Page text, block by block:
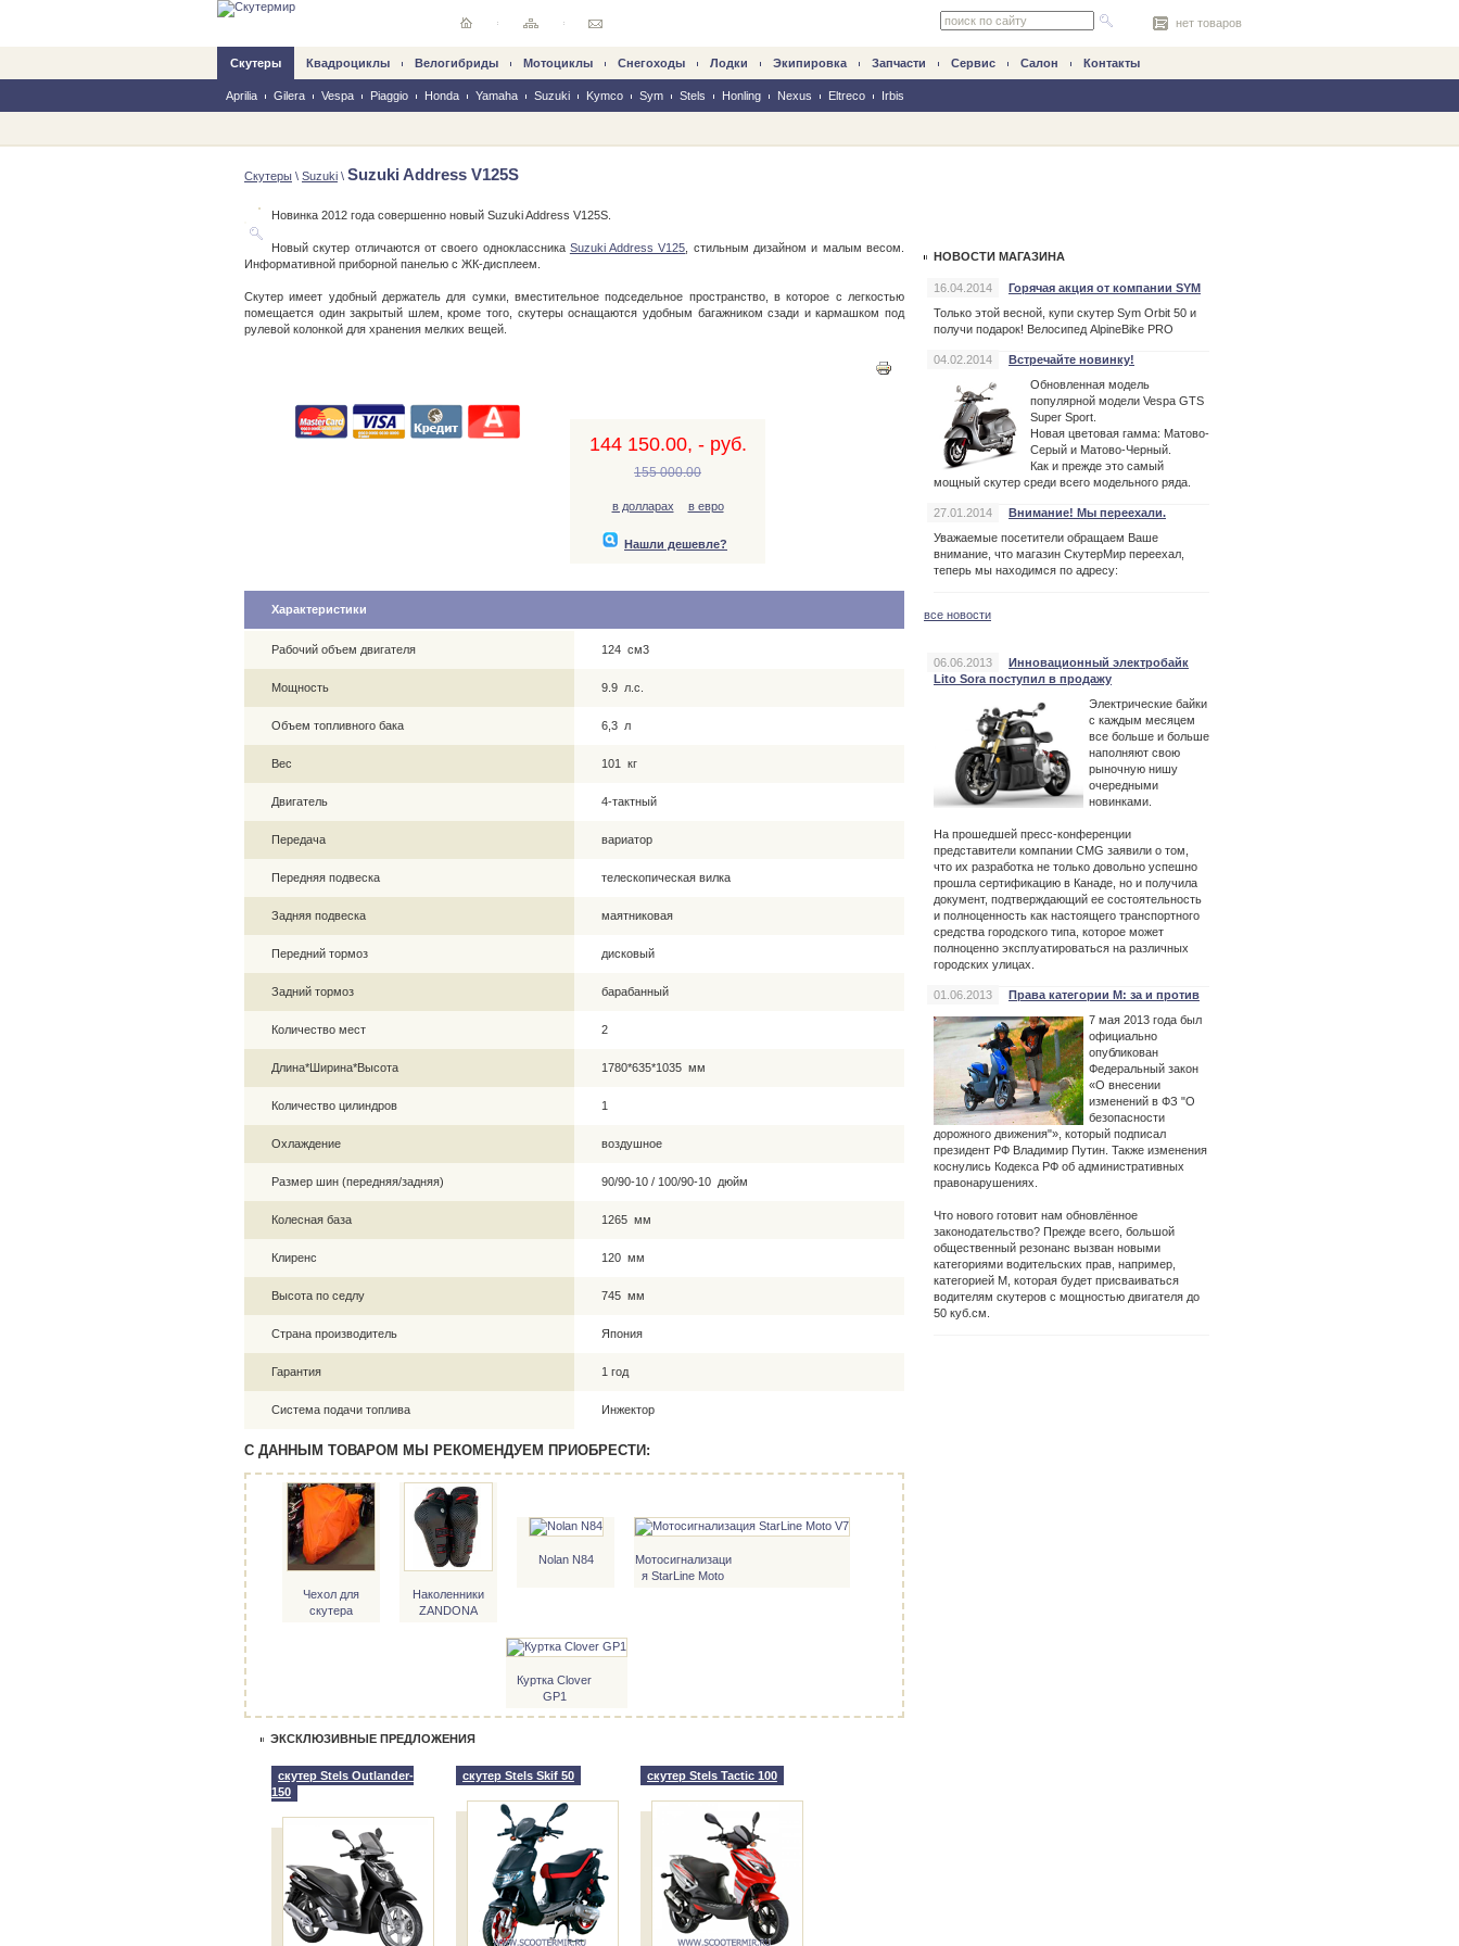
нет товаров
Скутеры
Aprilia Gilera Vespa Piaggio Honda Yamaha Suzuki Kymco Sym Stels Honling Nexus Eltreco Irbis
Квадроциклы Велогибриды Mотоциклы Снегоходы Лодки Экипировка Запчасти Сервис Салон Контакты
Скутеры \ Suzuki \ Suzuki Address V125S
НОВОСТИ МАГАЗИНА
16.04.2014
Горячая акция от компании SYM
Только этой весной, купи скутер Sym Orbit 50 и
получи подарок! Велосипед AlpineBike PRO
04.02.2014
Встречайте новинку!
Обновленная модель
популярной модели Vespa GTS
Super Sport.
Новая цветовая гамма: Матово-
Серый и Матово-Черный.
Как и прежде это самый
мощный скутер среди всего модельного ряда.
27.01.2014
Внимание! Мы переехали.
Уважаемые посетители обращаем Ваше
внимание, что магазин СкутерМир переехал,
теперь мы находимся по адресу:
все новости
06.06.2013
Инновационный электробайк
Lito Sora поступил в продажу
Электрические байки
с каждым месяцем
все больше и больше
наполняют свою
рыночную нишу
очередными
новинками.
На прошедшей пресс-конференции
представители компании CMG заявили о том,
что их разработка не только довольно успешно
прошла сертификацию в Канаде, но и получила
документ, подтверждающий ее состоятельность
и полноценность как настоящего транспортного
средства городского типа, которое может
полноценно эксплуатироваться на различных
городских улицах.
01.06.2013
Права категории М: за и против
7 мая 2013 года был
официально
опубликован
Федеральный закон
«О внесении
изменений в ФЗ "О
безопасности
дорожного движения"», который подписал
президент РФ Владимир Путин. Также изменения
коснулись Кодекса РФ об административных
правонарушениях.
Что нового готовит нам обновлённое
законодательство? Прежде всего, большой
общественный резонанс вызван новыми
категориями водительских прав, например,
категорией М, которая будет присваиваться
водителям скутеров с мощностью двигателя до
50 куб.см.
Новинка 2012 года совершенно новый Suzuki Address V125S.
Новый скутер отличаются от своего одноклассника Suzuki Address V125 , стильным дизайном и малым весом.
Информативной приборной панелью с ЖК-дисплеем.
Скутер имеет удобный держатель для сумки, вместительное подседельное пространство, в которое с легкостью
помещается один закрытый шлем, кроме того, скутеры оснащаются удобным багажником сзади и кармашком под
рулевой колонкой для хранения мелких вещей.
144 150.00, - руб.
155 000.00
в долларах в евро
Нашли дешевле?
Характеристики
Рабочий объем двигателя 124 см3
Мощность 9.9 л.с.
Объем топливного бака 6,3 л
Вес 101 кг
Двигатель 4-тактный
Передача вариатор
Передняя подвеска телескопическая вилка
Задняя подвеска маятниковая
Передний тормоз дисковый
Задний тормоз барабанный
Количество мест 2
Длина*Ширина*Высота 1780*635*1035 мм
Количество цилиндров 1
Охлаждение воздушное
Размер шин (передняя/задняя) 90/90-10 / 100/90-10 дюйм
Колесная база 1265 мм
Клиренс 120 мм
Высота по седлу 745 мм
Страна производитель Япония
Гарантия 1 год
Система подачи топлива Инжектор
С ДАННЫМ ТОВАРОМ МЫ РЕКОМЕНДУЕМ ПРИОБРЕСТИ:
Чехол для
скутера
Наколенники
ZANDONA
Nolan N84
Мотосигнализаци
я StarLine Moto
Куртка Clover
GP1
ЭКСКЛЮЗИВНЫЕ ПРЕДЛОЖЕНИЯ
скутер Stels Outlander-
150
скутер Stels Skif 50 скутер Stels Tactic 100